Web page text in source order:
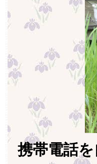
携帯電話